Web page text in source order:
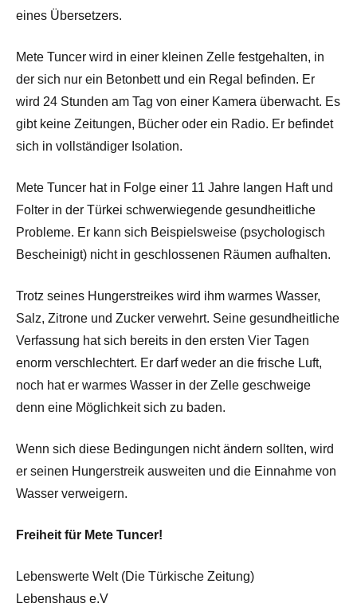
eines Übersetzers.
Mete Tuncer wird in einer kleinen Zelle festgehalten, in
der sich nur ein Betonbett und ein Regal befinden. Er
wird 24 Stunden am Tag von einer Kamera überwacht. Es
gibt keine Zeitungen, Bücher oder ein Radio. Er befindet
sich in vollständiger Isolation.
Mete Tuncer hat in Folge einer 11 Jahre langen Haft und
Folter in der Türkei schwerwiegende gesundheitliche
Probleme. Er kann sich Beispielsweise (psychologisch
Bescheinigt) nicht in geschlossenen Räumen aufhalten.
Trotz seines Hungerstreikes wird ihm warmes Wasser,
Salz, Zitrone und Zucker verwehrt. Seine gesundheitliche
Verfassung hat sich bereits in den ersten Vier Tagen
enorm verschlechtert. Er darf weder an die frische Luft,
noch hat er warmes Wasser in der Zelle geschweige
denn eine Möglichkeit sich zu baden.
Wenn sich diese Bedingungen nicht ändern sollten, wird
er seinen Hungerstreik ausweiten und die Einnahme von
Wasser verweigern.
Freiheit für Mete Tuncer!
Lebenswerte Welt (Die Türkische Zeitung)
Lebenshaus e.V